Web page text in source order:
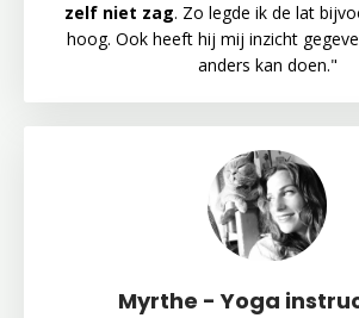
zelf niet zag. Zo legde ik de lat
hoog. Ook heeft hij mij inzicht
anders kan doen."
Myrthe - Yoga